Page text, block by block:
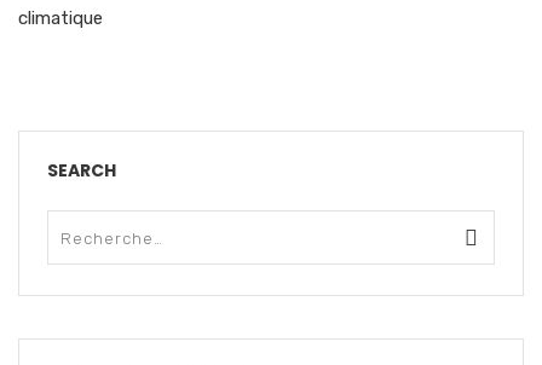
climatique
SEARCH